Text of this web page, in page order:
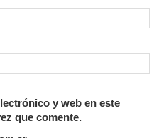
y web en este
que comente.